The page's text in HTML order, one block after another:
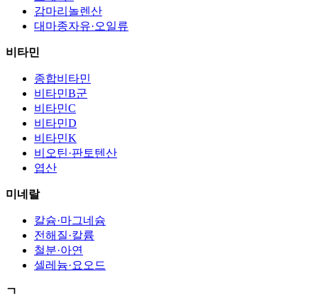
감마리놀렌산
대마종자유·오일류
비타민
종합비타민
비타민B군
비타민C
비타민D
비타민K
비오틴·판토텐산
엽산
미네랄
칼슘·마그네슘
전해질·칼륨
철분·아연
셀레늄·요오드
ㄱ